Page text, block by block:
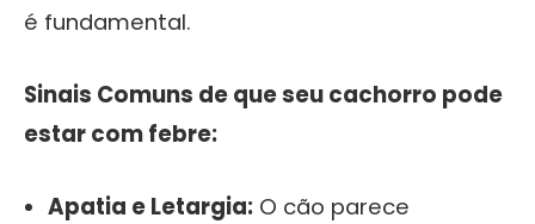
é fundamental.
Sinais Comuns de que seu cachorro pode
estar com febre:
Apatia e Letargia: O cão parece